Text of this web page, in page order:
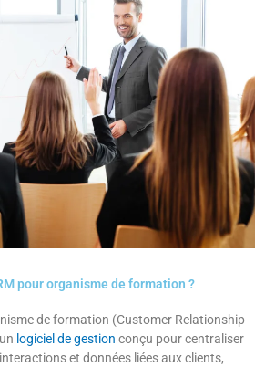
pour organisme de formation ?
de formation (Customer Relationship
logiciel de gestion conçu pour centraliser
et données liées aux clients,